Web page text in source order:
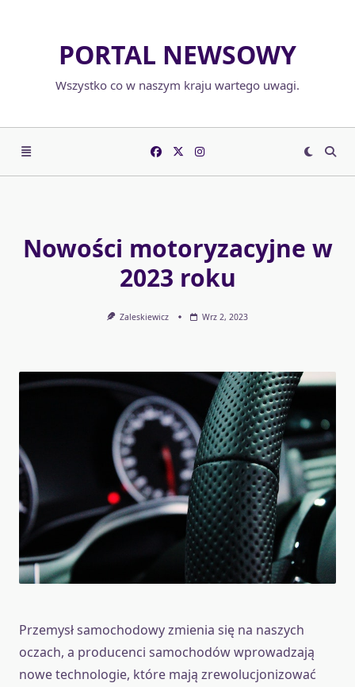
PORTAL NEWSOWY
Wszystko co w naszym kraju wartego uwagi.
Nowości motoryzacyjne w
2023 roku
Zaleskiewicz Wrz 2, 2023
Przemysł samochodowy zmienia się na naszych
oczach, a producenci samochodów wprowadzają
nowe technologie, które mają zrewolucjonizować